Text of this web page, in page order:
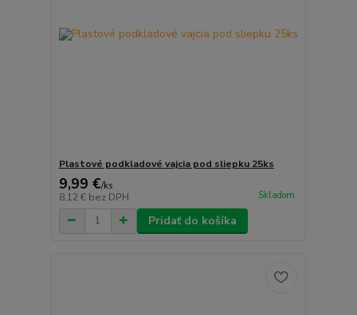
Plastové podkladové vajcia pod sliepku 25ks
9,99 €/ks
8,12 € bez DPH Skladom
Pridať do košíka